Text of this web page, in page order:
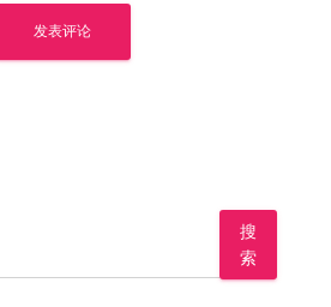
搜
索